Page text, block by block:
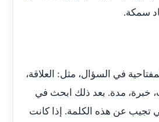
سمكة.
في السؤال، مثل: العلاقة،
مدة. بعد ذلك ابحث في
تجيب عن هذه الكلمة. إذا كانت